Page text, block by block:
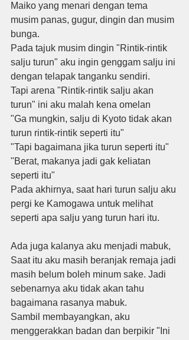
Maiko yang menari dengan tema
musim panas, gugur, dingin dan musim
bunga.
Pada tajuk musim dingin "Rintik-rintik
salju turun" aku ingin genggam salju ini
dengan telapak tanganku sendiri.
Tapi arena "Rintik-rintik salju akan
turun" ini aku malah kena omelan
"Ga mungkin, salju di Kyoto tidak akan
turun rintik-rintik seperti itu"
"Tapi bagaimana jika turun seperti itu"
"Berat, makanya jadi gak keliatan
seperti itu"
Pada akhirnya, saat hari turun salju aku
pergi ke Kamogawa untuk melihat
seperti apa salju yang turun hari itu.
Ada juga kalanya aku menjadi mabuk,
Saat itu aku masih beranjak remaja jadi
masih belum boleh minum sake. Jadi
sebenarnya aku tidak akan tahu
bagaimana rasanya mabuk.
Sambil membayangkan, aku
menggerakkan badan dan berpikir "Ini